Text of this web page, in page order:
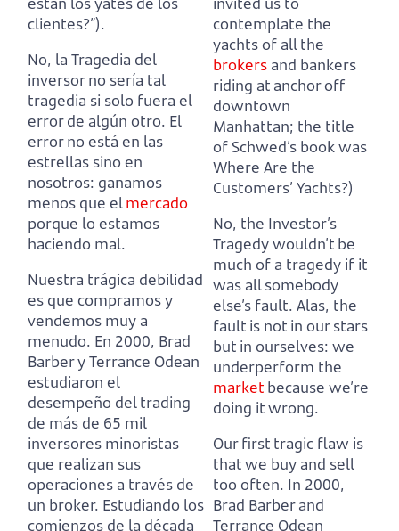
clientes?”).
No, la Tragedia del
inversor no sería tal
tragedia si solo fuera el
error de algún otro. El
error no está en las
estrellas sino en
nosotros: ganamos
menos que elmercado
porque lo estamos
haciendo mal.
Nuestra trágica debilidad
es que compramos y
vendemos muy a
menudo. En 2000, Brad
Barber y Terrance Odean
estudiaron el
desempeño del trading
de más de 65 mil
inversores minoristas
que realizan sus
operaciones a través de
un broker. Estudiando los
comienzos de la década
contemplate the
yachts of all the
brokers and bankers
riding at anchor off
downtown
Manhattan; the title
of Schwed’s book was
Where Are the
Customers’ Yachts?)
No, the Investor’s
Tragedy wouldn’t be
much of a tragedy if it
was all somebody
else’s fault. Alas, the
fault is not in our stars
but in ourselves: we
underperform the
market because we’re
doing it wrong.
Our first tragic flaw is
that we buy and sell
too often. In 2000,
Brad Barber and
Terrance Odean